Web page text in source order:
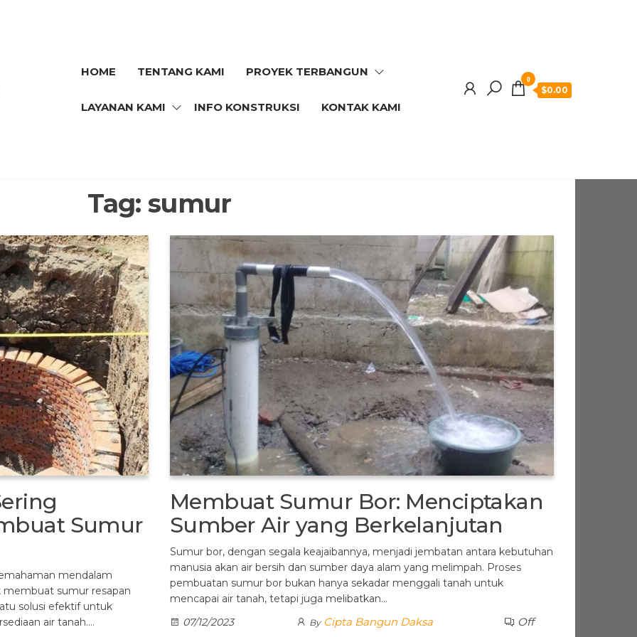
HOME TENTANG KAMI PROYEK TERBANGUN
LAYANAN KAMI INFO KONSTRUKSI KONTAK KAMI
0
$0.00
Tag: sumur
Sumur
mendalam
sumur resapan
solusi efektif untuk
air tanah.…
Membuat Sumur Bor: Menciptakan
Sumber Air yang Berkelanjutan
Sumur bor, dengan segala keajaibannya, menjadi jembatan antara kebutuhan
manusia akan air bersih dan sumber daya alam yang melimpah. Proses
pembuatan sumur bor bukan hanya sekadar menggali tanah untuk
mencapai air tanah, tetapi juga melibatkan…
07/12/2023
By Cipta Bangun Daksa Off